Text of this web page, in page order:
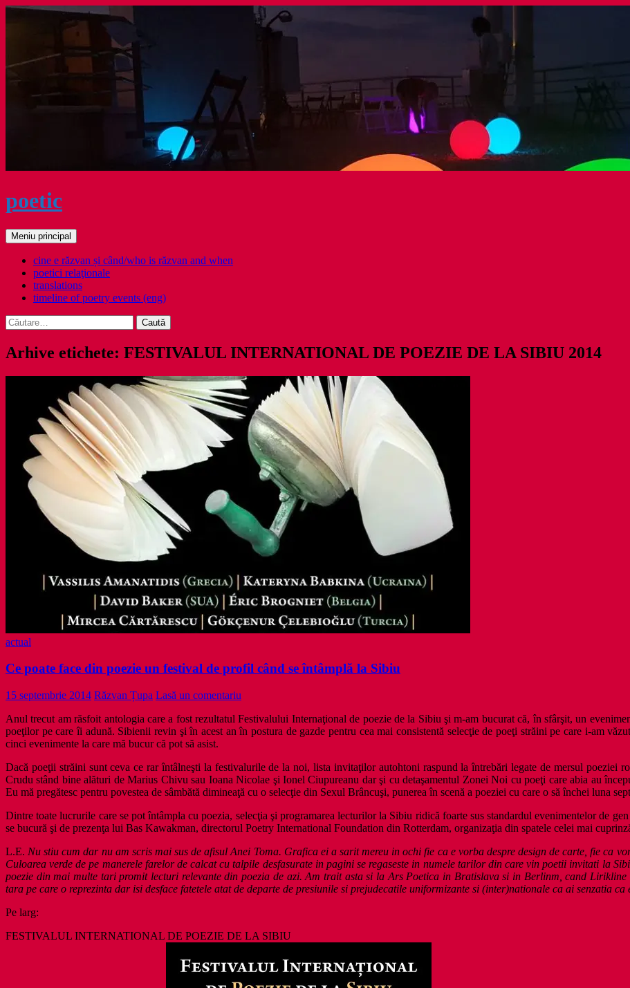
Sari
poetic
Caută
Meniu principal
cine e răzvan și când/who is răzvan and when
poetici relaţionale
translations
timeline of poetry events (eng)
Caută
după:
Arhive etichete: FESTIVALUL INTERNATIONAL DE POEZIE DE LA SIBIU 2014
actual
Ce poate face din poezie un festival de profil când se întâmplă la Sibiu
15 septembrie 2014 Răzvan Țupa Lasă un comentariu
Anul trecut am răsfoit antologia care a fost rezultatul Festivalului Internaţional de poezie de la Sibiu şi m-am bucurat că, în sfârşit, un
poeţilor pe care îi adună. Sibienii revin şi în acest an în postura de gazde pentru cea mai consistentă selecţie de poeţi străini pe care i-am
cinci evenimente la care mă bucur că pot să asist.
Dacă poeţii străini sunt ceva ce rar întâlneşti la festivalurile de la noi, lista invitaţilor autohtoni raspund la întrebări legate de mersul poeziei
Crudu stând bine alături de Marius Chivu sau Ioana Nicolae şi Ionel Ciupureanu dar şi cu detaşamentul Zonei Noi cu poeţi care abia au
Eu mă pregătesc pentru povestea de sâmbătă dimineaţă cu o selecţie din Sexul Brâncuşi, punerea în scenă a poeziei cu care o să închei luna
Dintre toate lucrurile care se pot întâmpla cu poezia, selecţia şi programarea lecturilor la Sibiu ridică foarte sus standardul evenimentelor de
se bucură şi de prezenţa lui Bas Kawakman, directorul Poetry International Foundation din Rotterdam, organizaţia din spatele celei mai
L.E. Nu stiu cum dar nu am scris mai sus de afisul Anei Toma. Grafica ei a sarit mereu in ochi fie ca e vorba despre design de carte, fie ca
Culoarea verde de pe manerele farelor de calcat cu talpile desfasurate in pagini se regaseste in numele tarilor din care vin poetii invitati la
poezie din mai multe tari promit lecturi relevante din poezia de azi. Am trait asta si la Ars Poetica in Bratislava si in Berlinm, cand
tara pe care o reprezinta dar isi desface fatetele atat de departe de presiunile si prejudecatile uniformizante si (inter)nationale ca ai senzatia
Pe larg:
FESTIVALUL INTERNATIONAL DE POEZIE DE LA SIBIU